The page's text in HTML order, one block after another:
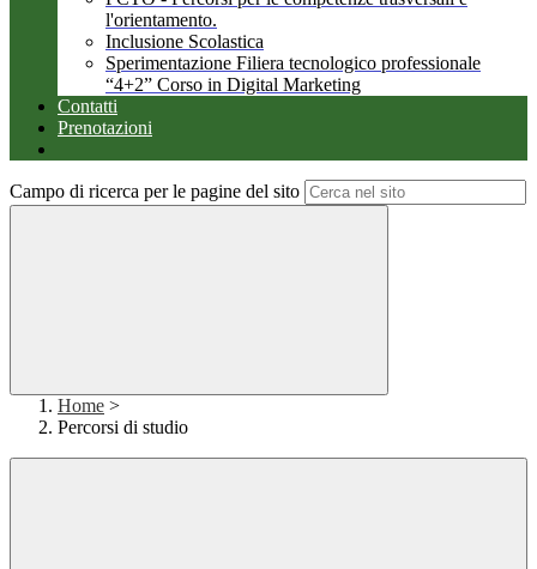
l'orientamento.
Inclusione Scolastica
Sperimentazione Filiera tecnologico professionale
“4+2” Corso in Digital Marketing
Contatti
Prenotazioni
Campo di ricerca per le pagine del sito
Home >
Percorsi di studio